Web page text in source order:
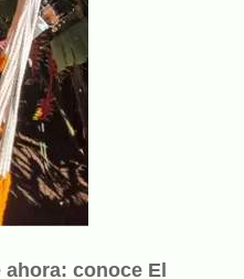
conoce El